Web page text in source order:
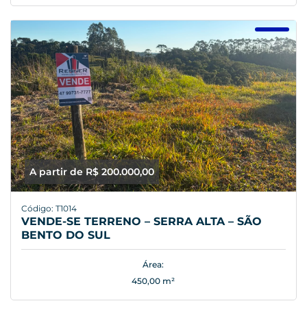
A partir de R$ 200.000,00
Código: T1014
VENDE-SE TERRENO – SERRA ALTA – SÃO
BENTO DO SUL
Área:
450,00 m²